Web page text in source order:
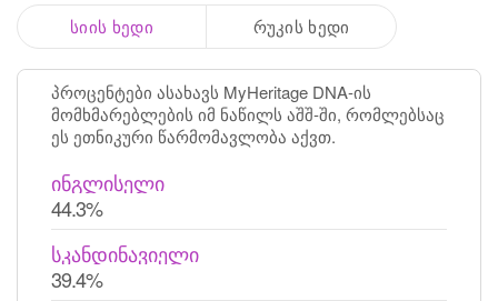
სიის ხედი რუკის ხედი
პროცენტები ასახავს MyHeritage DNA-ის
მომხმარებლების იმ ნაწილს აშშ-ში, რომლებსაც
ეს ეთნიკური წარმომავლობა აქვთ.
ინგლისელი
44.3%
სკანდინავიელი
39.4%